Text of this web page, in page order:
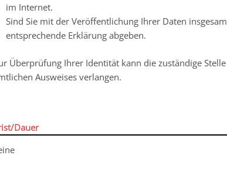
im Internet.
Sind Sie mit der Veröffentlichung Ihrer Daten
entsprechende Erklärung abgeben.
Überprüfung Ihrer Identität kann die zuständige
Ausweises verlangen.
Dauer